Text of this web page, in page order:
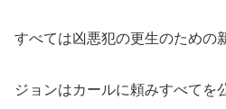
すべては凶悪犯の更生のための
ジョンはカールに頼みすべてを